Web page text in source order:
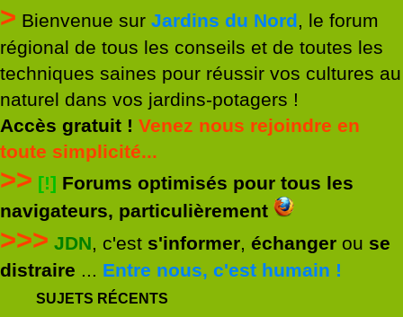
> Bienvenue sur Jardins du Nord, le forum
régional de tous les conseils et de toutes les
techniques saines pour réussir vos cultures au
naturel dans vos jardins-potagers !
Accès gratuit ! Venez nous rejoindre en
toute simplicité...
>> [!] Forums optimisés pour tous les
navigateurs, particulièrement
>>> JDN, c'est s'informer, échanger ou se
distraire ... Entre nous, c'est humain !
SUJETS RÉCENTS